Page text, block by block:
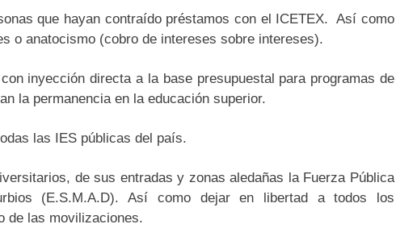
que hayan contraído préstamos con el ICETEX. Así como
o anatocismo (cobro de intereses sobre intereses).
inyección directa a la base presupuestal para programas de
la permanencia en la educación superior.
las IES públicas del país.
de sus entradas y zonas aledañas la Fuerza Pública
(E.S.M.A.D). Así como dejar en libertad a todos los
de las movilizaciones.